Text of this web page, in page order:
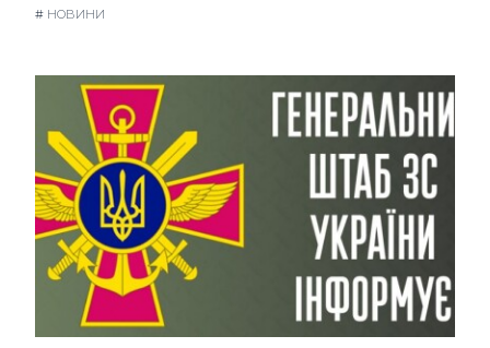
# НОВИНИ